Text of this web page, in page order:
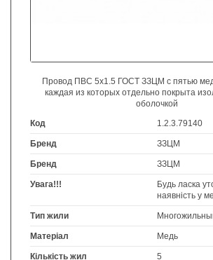
Провод ПВС 5х1.5 ГОСТ ЗЗЦМ с пятью
каждая из которых отдельно покрыта
оболочкой
Код
1.2.3.79140
Бренд ЗЗЦМ
Бренд ЗЗЦМ
Увага!!!
Будь ласка
наявність у
Тип жили
Матеріал Медь
Кількість жил 5